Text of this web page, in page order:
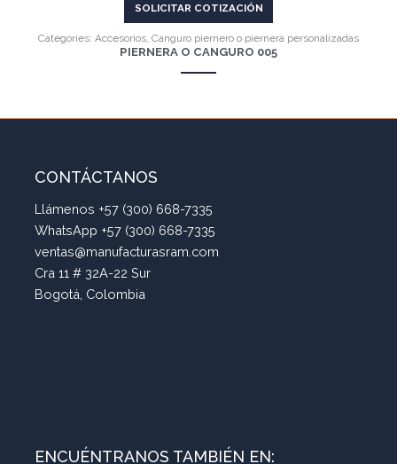
SOLICITAR COTIZACIÓN
Categories: Accesorios Canguro piernero o piernera personalizadas
PIERNERA O CANGURO 005
CONTÁCTANOS
Llámenos +57 (300) 668-7335
WhatsApp +57 (300) 668-7335
ventas@manufacturasram.com
Cra 11 # 32A-22 Sur
Bogotá, Colombia
ENCUÉNTRANOS TAMBIÉN EN: